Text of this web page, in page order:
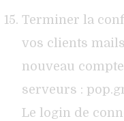
Terminer la
vos clients
nouveau
serveurs :
Le login de